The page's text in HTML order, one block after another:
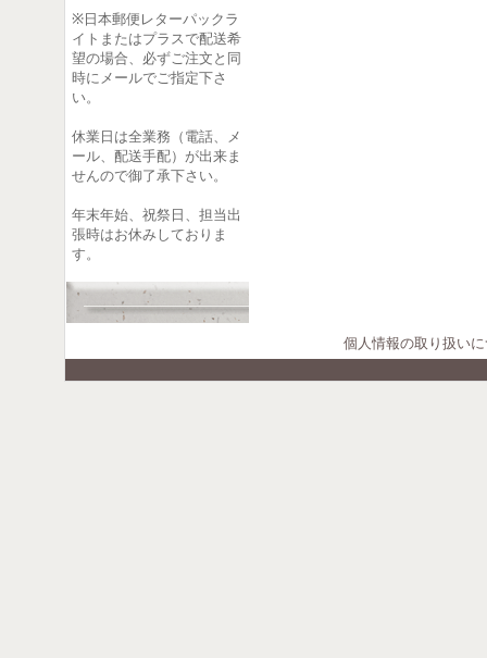
※日本郵便レターパックラ
イトまたはプラスで配送希
望の場合、必ずご注文と同
時にメールでご指定下さ
い。
休業日は全業務（電話、メ
ール、配送手配）が出来ま
せんので御了承下さい。
年末年始、祝祭日、担当出
張時はお休みしておりま
す。
個人情報の取り扱い